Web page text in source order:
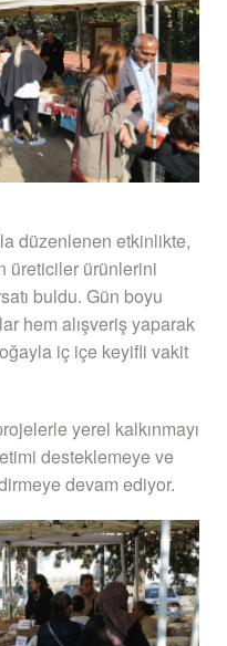
düzenlenen etkinlikte,
üreticiler ürünlerini
buldu. Gün boyu
hem alışveriş yaparak
iç içe keyifli vakit
yerel kalkınmayı
desteklemeye ve
devam ediyor.